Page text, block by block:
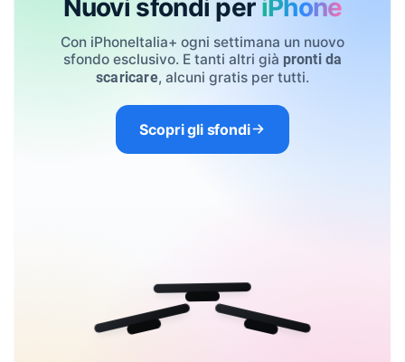
Nuovi sfondi per iPhone
Con iPhoneItalia+ ogni settimana un nuovo
sfondo esclusivo. E tanti altri già pronti da
scaricare, alcuni gratis per tutti.
Scopri gli sfondi